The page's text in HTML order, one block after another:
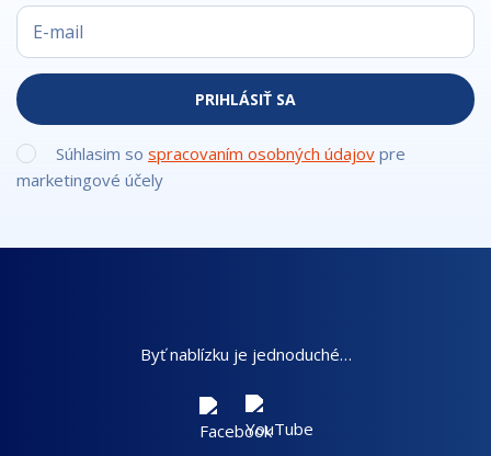
PRIHLÁSIŤ SA
Súhlasim so spracovaním osobných údajov pre
marketingové účely
Byť nablízku je jednoduché…